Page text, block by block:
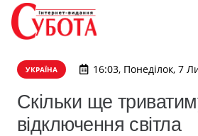
УКРАЇНА 16:03, Понеділок, 7
Скільки ще
відключення світла